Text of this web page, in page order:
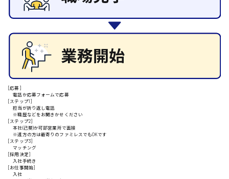
配送・ドライバー
山県郡
安芸太田町
安芸郡
山口県
日給10000円以上
[応募]
電話か応募フォームで応募
[ステップ1]
担当が折り返し電話
※職歴などをお聞きかせください
[ステップ2]
本社(己斐)か可部営業所で面接
※遠方の方は最寄りのファミレスでもOKです
[ステップ3]
マッチング
[採用決定]
入社手続き
[お仕事開始]
入社